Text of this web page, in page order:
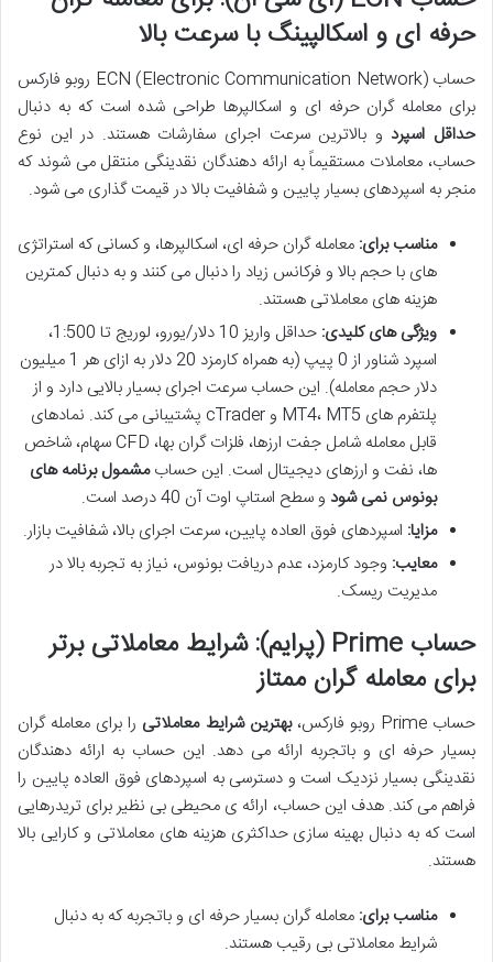
حرفه ای و اسکالپینگ با سرعت بالا
حساب ECN (Electronic Communication Network) روبو فارکس
برای معامله گران حرفه ای و اسکالپرها طراحی شده است که به دنبال
حداقل اسپرد و بالاترین سرعت اجرای سفارشات هستند. در این نوع
حساب، معاملات مستقیماً به ارائه دهندگان نقدینگی منتقل می شوند که
منجر به اسپردهای بسیار پایین و شفافیت بالا در قیمت گذاری می شود.
مناسب برای: معامله گران حرفه ای، اسکالپرها، و کسانی که استراتژی
های با حجم بالا و فرکانس زیاد را دنبال می کنند و به دنبال کمترین
هزینه های معاملاتی هستند.
ویژگی های کلیدی:
حداقل واریز 10 دلار/یورو، لوریج تا 1:500،
اسپرد شناور از 0 پیپ (به همراه کارمزد 20 دلار به ازای هر 1 میلیون
دلار حجم معامله). این حساب سرعت اجرای بسیار بالایی دارد و از
پلتفرم های MT4، MT5 و cTrader پشتیبانی می کند. نمادهای
قابل معامله شامل جفت ارزها، فلزات گران بها، CFD سهام، شاخص
ها، نفت و ارزهای دیجیتال است. این حسابمشمول برنامه های
بونوس نمی شود و سطح استاپ اوت آن 40 درصد است.
مزایا: اسپردهای فوق العاده پایین، سرعت اجرای بالا، شفافیت بازار.
معایب: وجود کارمزد، عدم دریافت بونوس، نیاز به تجربه بالا در
مدیریت ریسک.
حساب Prime (پرایم): شرایط معاملاتی برتر
برای معامله گران ممتاز
حساب Prime روبو فارکس، بهترین شرایط معاملاتی را برای معامله گران
بسیار حرفه ای و باتجربه ارائه می دهد. این حساب به ارائه دهندگان
نقدینگی بسیار نزدیک است و دسترسی به اسپردهای فوق العاده پایین را
فراهم می کند. هدف این حساب، ارائه ی محیطی بی نظیر برای تریدرهایی
است که به دنبال بهینه سازی حداکثری هزینه های معاملاتی و کارایی بالا
هستند.
مناسب برای: معامله گران بسیار حرفه ای و باتجربه که به دنبال
شرایط معاملاتی بی رقیب هستند.